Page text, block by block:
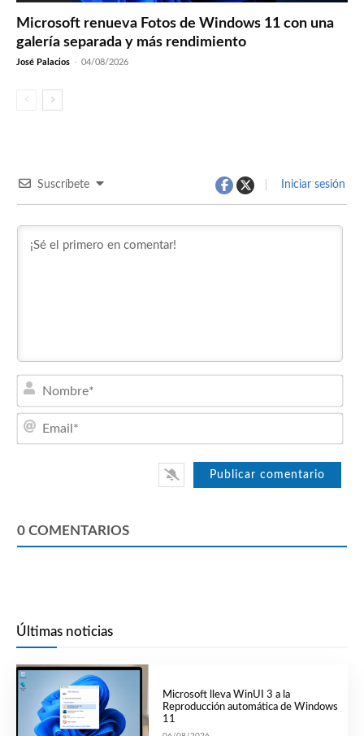
Microsoft renueva Fotos de Windows 11 con una
galería separada y más rendimiento
José Palacios - 04/08/2026
Suscríbete Iniciar sesión
0 COMENTARIOS
Últimas noticias
Microsoft lleva WinUI 3 a la
Reproducción automática de Windows
11